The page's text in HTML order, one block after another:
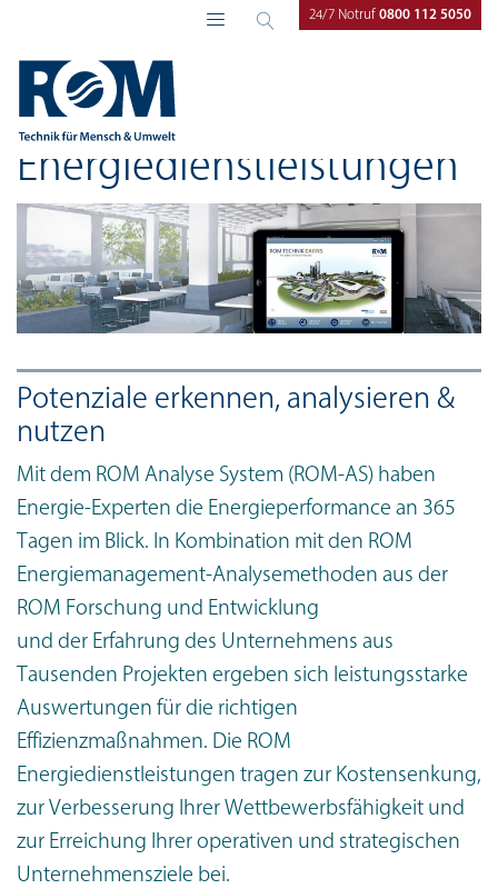
24/7 Notruf 0800 112 5050
ROM Technik Forschung & Entwicklung
Energiedienstleistungen
Potenziale erkennen, analysieren &
nutzen
Mit dem ROM Analyse System (ROM-AS) haben
Energie-Experten die Energieperformance an 365
Tagen im Blick. In Kombination mit den ROM
Energiemanagement-Analysemethoden aus der
ROM Forschung und Entwicklung
und der Erfahrung des Unternehmens aus
Tausenden Projekten ergeben sich leistungsstarke
Auswertungen für die richtigen
Effizienzmaßnahmen. Die ROM
Energiedienstleistungen tragen zur Kostensenkung,
zur Verbesserung Ihrer Wettbewerbsfähigkeit und
zur Erreichung Ihrer operativen und strategischen
Unternehmensziele bei.